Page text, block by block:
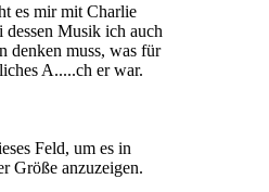
es mir mit Charlie
dessen Musik ich auch
denken muss, was für
A.....ch er war.
Feld, um es in
Größe anzuzeigen.